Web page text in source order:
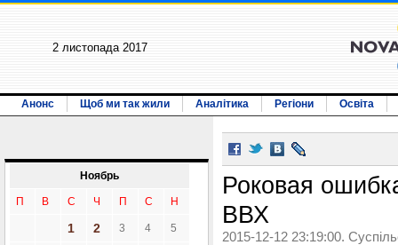
2 листопада 2017
Анонс Щоб ми так жили Аналітика Регіони Освіта
Ноябрь
П В С Ч П С Н
1 2 3 4 5
Роковая
ВВХ
2015-12-12 23:19:00.